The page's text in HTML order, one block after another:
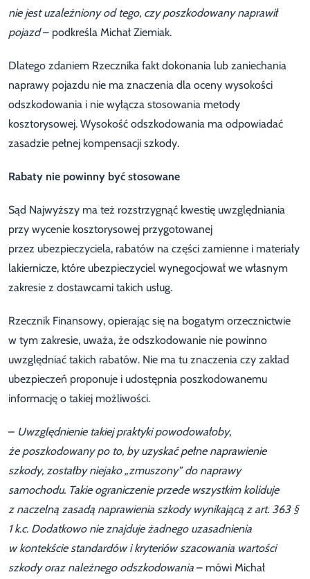
nie jest uzależniony od tego, czy poszkodowany naprawił
pojazd– podkreśla Michał Ziemiak.
Dlatego zdaniem Rzecznika fakt dokonania lub zaniechania
naprawy pojazdu nie ma znaczenia dla oceny wysokości
odszkodowania i nie wyłącza stosowania metody
kosztorysowej. Wysokość odszkodowania ma odpowiadać
zasadzie pełnej kompensacji szkody.
Rabaty nie powinny być stosowane
Sąd Najwyższy ma też rozstrzygnąć kwestię uwzględniania
przy wycenie kosztorysowej przygotowanej
przez ubezpieczyciela, rabatów na części zamienne i materiały
lakiernicze, które ubezpieczyciel wynegocjował we własnym
zakresie z dostawcami takich usług.
Rzecznik Finansowy, opierając się na bogatym orzecznictwie
w tym zakresie, uważa, że odszkodowanie nie powinno
uwzględniać takich rabatów. Nie ma tu znaczenia czy zakład
ubezpieczeń proponuje i udostępnia poszkodowanemu
informację o takiej możliwości.
– Uwzględnienie takiej praktyki powodowałoby,
że poszkodowany po to, by uzyskać pełne naprawienie
szkody, zostałby niejako „zmuszony” do naprawy
samochodu. Takie ograniczenie przede wszystkim koliduje
z naczelną zasadą naprawienia szkody wynikającą z art. 363 §
1 k.c. Dodatkowo nie znajduje żadnego uzasadnienia
w kontekście standardów i kryteriów szacowania wartości
szkody oraz należnego odszkodowania – mówi Michał